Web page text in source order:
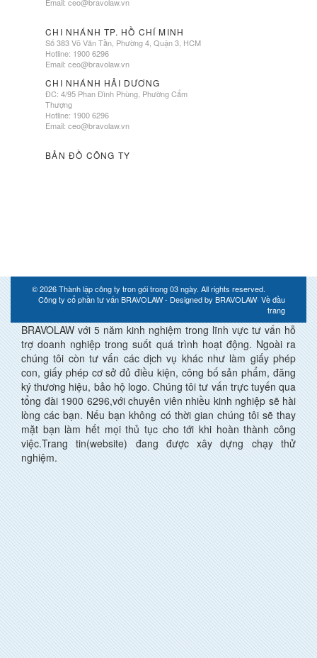
Email:ceo@bravolaw.vn
CHI NHÁNH TP. HỒ CHÍ MINH
Số 383 Võ Văn Tần, Phường 4, Quận 3, HCM
Hotline: 1900 6296
Email:ceo@bravolaw.vn
CHI NHÁNH HẢI DƯƠNG
ĐC: 4/95 Phan Đình Phùng, Phường Cẩm
Thượng
Hotline: 1900 6296
Email:ceo@bravolaw.vn
BẢN ĐỒ CÔNG TY
© 2026Thành lập công ty tron gói trong 03 ngày. All rights reserved.
Công ty cổ phần tư vấn BRAVOLAW - Designed by BRAVOLAW· Về đầu
trang
BRAVOLAW với 5 năm kinh nghiệm trong lĩnh vực tư vấn hỗ
trợ doanh nghiệp trong suốt quá trình hoạt động. Ngoài ra
chúng tôi còn tư vấn các dịch vụ khác như làm giấy phép
con, giấy phép cơ sở đủ điều kiện, công bố sản phẩm, đăng
ký thương hiệu, bảo hộ logo. Chúng tôi tư vấn trực tuyến qua
tổng đài 1900 6296,với chuyên viên nhiều kinh nghiệp sẽ hài
lòng các bạn. Nếu bạn không có thời gian chúng tôi sẽ thay
mặt bạn làm hết mọi thủ tục cho tới khi hoàn thành công
việc.Trang tin(website) đang được xây dựng chạy thử
nghiệm.